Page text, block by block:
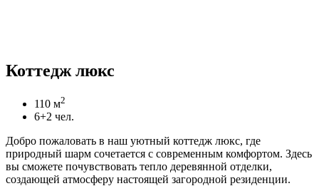
Коттедж люкс
110 м2
6+2 чел.
Добро пожаловать в наш уютный коттедж люкс, где
природный шарм сочетается с современным комфортом. Здесь
вы сможете почувствовать тепло деревянной отделки,
создающей атмосферу настоящей загородной резиденции.